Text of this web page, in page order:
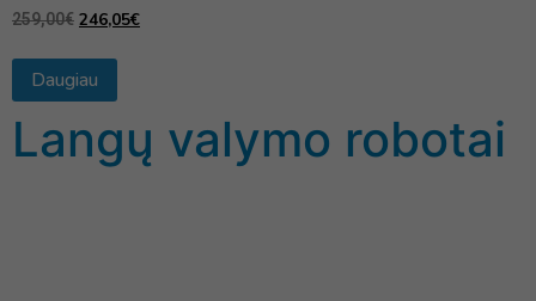
259,00€ 246,05€
Daugiau
Langų valymo robotai